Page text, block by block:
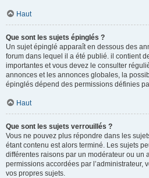
Haut
Que sont les sujets épinglés ?
Un sujet épinglé apparaît en dessous des
forum dans lequel il a été publié. il contient
importantes et vous devez le consulter
annonces et les annonces globales, la
épinglés dépend des permissions définies
Haut
Que sont les sujets verrouillés ?
Vous ne pouvez plus répondre dans les
étant contenu est alors terminé. Les sujets
différentes raisons par un modérateur ou un
permissions accordées par l’administrateur,
vos propres sujets.